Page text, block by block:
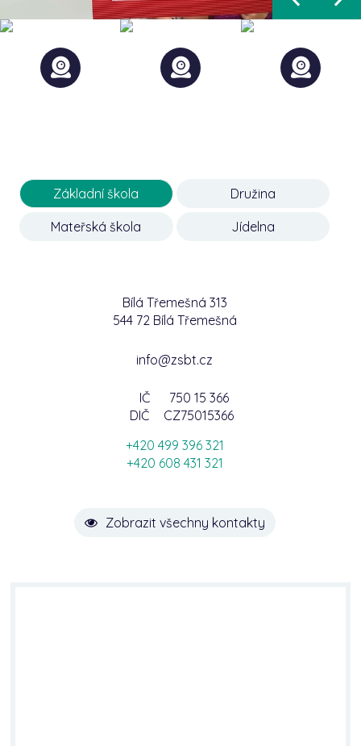
Základní škola Družina
Mateřská škola Jídelna
Bílá Třemešná 313
544 72 Bílá Třemešná
info@zsbt.cz
IČ
750 15 366
DIČ
CZ75015366
+420 499 396 321
+420 608 431 321
Zobrazit všechny kontakty